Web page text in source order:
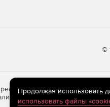
TotalView Edition: обзор
из «грязи»
©
store.softline.ru
сведений, относящихся
Продолжая использовать
использовать файлы